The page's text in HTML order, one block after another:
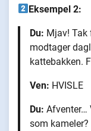
Eksempel 2:
Du: Mjav! Tak
modtager
kattebakken.
Ven: HVISLE
Du: Afventer…
som